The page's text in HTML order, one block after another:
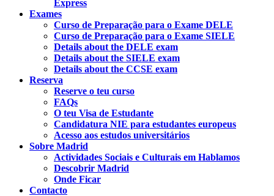
Express
Exames
Curso de Preparação para o Exame DELE
Curso de Preparação para o Exame SIELE
Details about the DELE exam
Details about the SIELE exam
Details about the CCSE exam
Reserva
Reserve o teu curso
FAQs
O teu Visa de Estudante
Candidatura NIE para estudantes europeus
Acesso aos estudos universitários
Sobre Madrid
Actividades Sociais e Culturais em Hablamos
Descobrir Madrid
Onde Ficar
Contacto